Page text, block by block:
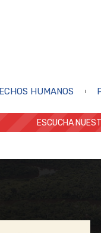
HUMANOS
ESCUCHA